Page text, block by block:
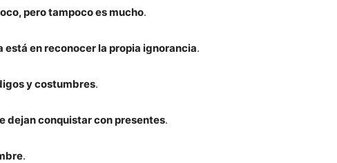
pero tampoco es mucho.
en reconocer la propia ignorancia.
y costumbres.
dejan conquistar con presentes.
.